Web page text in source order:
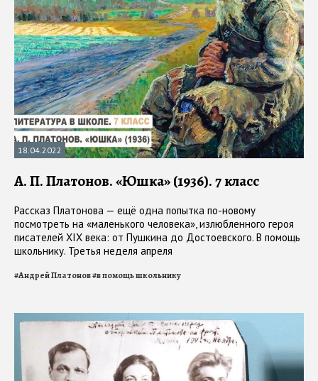
18.04.2022
А. П. Платонов. «Юшка» (1936). 7 класс
Рассказ Платонова — ещё одна попытка по-новому
посмотреть на «маленького человека», излюбленного героя
писателей XIX века: от Пушкина до Достоевского. В помощь
школьнику. Третья неделя апреля
#Андрей Платонов#в помощь школьнику